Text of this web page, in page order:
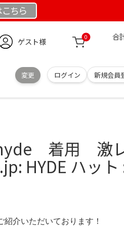
こちら
ゲスト様 0 合
変更 ログイン 新規会員
着用 激
HYDE ハット
介いただいております！